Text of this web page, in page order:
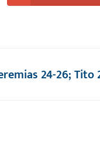
24-26; Tito